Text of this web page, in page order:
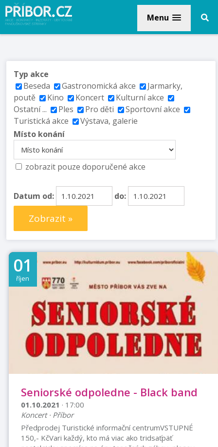
Menu
Typ akce
Beseda
Gastronomická akce
Jarmarky,
poutě
Kino Koncert
Kulturní akce
Ostatní ...
Ples Pro děti
Sportovní akce
Turistická akce
Výstava, galerie
Místo konání
zobrazit pouze doporučené akce
Datum od: do:
Zobrazit »
01
říjen
Seniorské odpoledne - Black band
01.10.2021 · 17:00
Koncert · Příbor
Předprodej Turistické informační centrumVSTUPNÉ
150,- KčVari každý, kto má viac ako tridsaťpäť